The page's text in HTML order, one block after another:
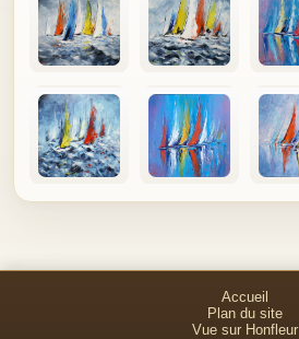
Accueil
Plan du site
Vue sur Honfleur